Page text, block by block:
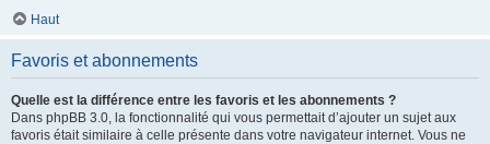
Haut
Favoris et abonnements
Quelle est la différence entre les favoris et les abonnements ?
Dans phpBB 3.0, la fonctionnalité qui vous permettait d’ajouter un sujet aux
favoris était similaire à celle présente dans votre navigateur internet. Vous ne